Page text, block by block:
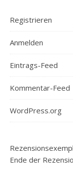
Registrieren
Anmelden
Eintrags-Feed
Kommentar-Feed
WordPress.org
Ende der